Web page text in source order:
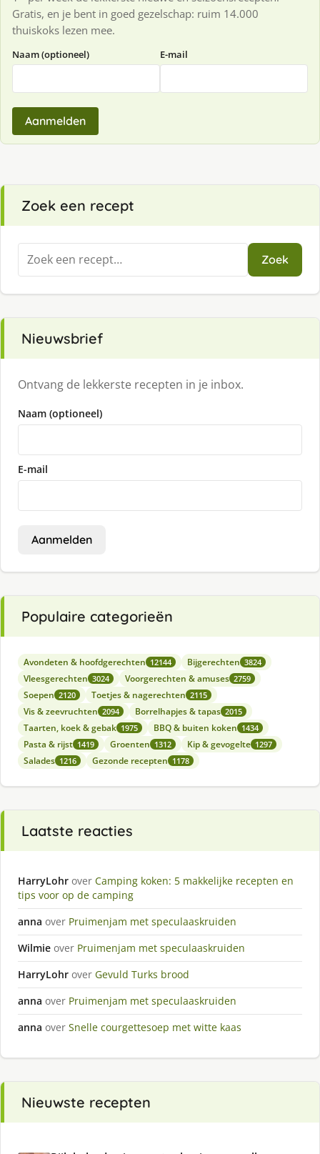
Gratis, en je bent in goed gezelschap: ruim 14.000
thuiskoks lezen mee.
Naam (optioneel) E-mail
Aanmelden
Zoek een recept
Zoeken
naar:
Zoek
Nieuwsbrief
Ontvang de lekkerste recepten in je inbox.
Naam (optioneel)
E-mail
Aanmelden
Populaire categorieën
Avondeten & hoofdgerechten 12144 Bijgerechten 3824
Vleesgerechten 3024 Voorgerechten & amuses 2759
Soepen 2120 Toetjes & nagerechten 2115
Vis & zeevruchten 2094 Borrelhapjes & tapas 2015
Taarten, koek & gebak 1975 BBQ & buiten koken 1434
Pasta & rijst 1419 Groenten 1312 Kip & gevogelte 1297
Salades 1216 Gezonde recepten 1178
Laatste reacties
HarryLohr over Camping koken: 5 makkelijke recepten en
tips voor op de camping
anna over Pruimenjam met speculaaskruiden
Wilmie over Pruimenjam met speculaaskruiden
HarryLohr over Gevuld Turks brood
anna over Pruimenjam met speculaaskruiden
anna over Snelle courgettesoep met witte kaas
Nieuwste recepten